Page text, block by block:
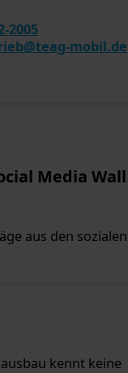
2005
mobil.de
Media Wall
aus den
kennt keine